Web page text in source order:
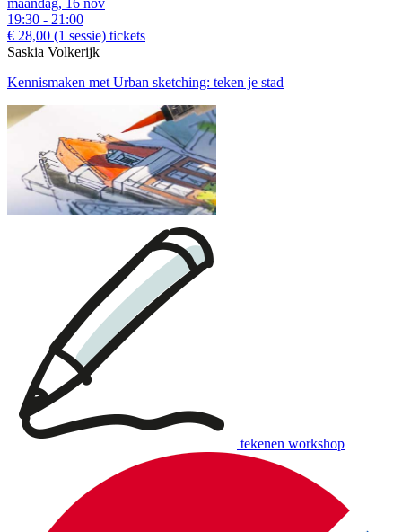
19:30 - 21:00
€ 28,00 (1 sessie) tickets
Saskia Volkerijk
Kennismaken met Urban sketching: teken je stad
tekenen workshop